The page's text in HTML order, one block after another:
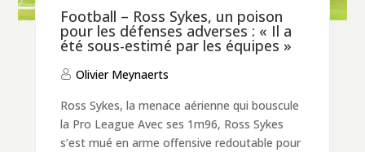
Football – Ross Sykes, un poison
pour les défenses adverses : « Il a
été sous-estimé par les équipes »
Olivier Meynaerts
Ross Sykes, la menace aérienne qui bouscule
la Pro League Avec ses 1m96, Ross Sykes
s’est mué en arme offensive redoutable pour